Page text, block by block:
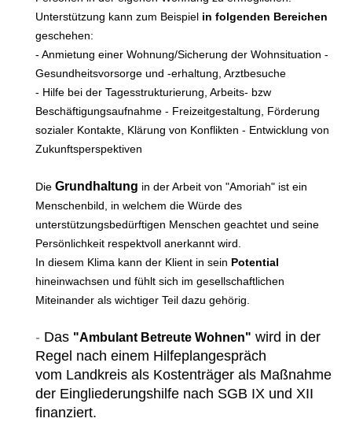
Unterstützung kann zum Beispiel in folgenden Bereichen
geschehen:
- Anmietung einer Wohnung/Sicherung der Wohnsituation -
Gesundheitsvorsorge und -erhaltung, Arztbesuche
- Hilfe bei der Tagesstrukturierung, Arbeits- bzw
Beschäftigungsaufnahme - Freizeitgestaltung, Förderung
sozialer Kontakte, Klärung von Konflikten - Entwicklung von
Zukunftsperspektiven
Die Grundhaltung in der Arbeit von "Amoriah" ist ein
Menschenbild, in welchem die Würde des
unterstützungsbedürftigen Menschen geachtet und seine
Persönlichkeit respektvoll anerkannt wird.
In diesem Klima kann der Klient in sein Potential
hineinwachsen und fühlt sich im gesellschaftlichen
Miteinander als wichtiger Teil dazu gehörig.
- Das "Ambulant Betreute Wohnen" wird in der
Regel nach einem Hilfeplangespräch
vom Landkreis als Kostenträger als Maßnahme
der Eingliederungshilfe nach SGB IX und XII
finanziert.